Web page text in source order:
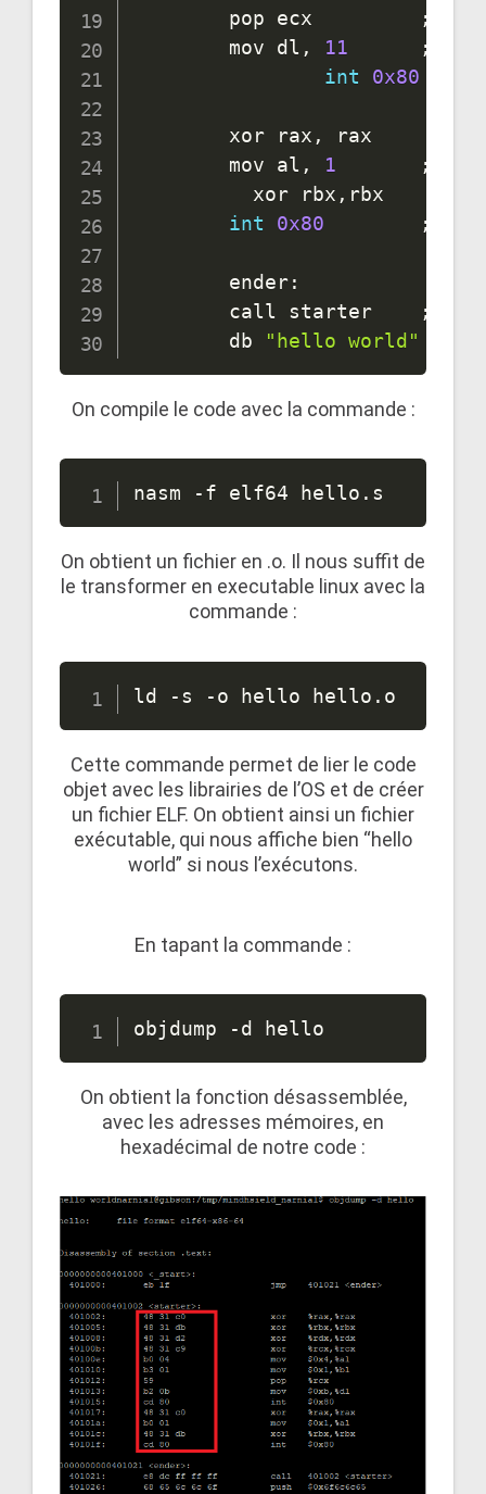
        pop ecx
;
        mov dl
, 11 ;
int
0x80
        xor rax
, rax
        mov al
, 1 ;
	      xor rbx
, rbx
int
0x80 ;
        ender
:
;
        db
"hello world"
On compile le code avec la commande :
nasm -f elf64 hello.s
On obtient un fichier en .o. Il nous suffit de
le transformer en executable linux avec la
commande :
ld -s -o hello hello.o
Cette commande permet de lier le code
objet avec les librairies de l’OS et de créer
un fichier ELF. On obtient ainsi un fichier
exécutable, qui nous affiche bien “hello
world” si nous l’exécutons.
En tapant la commande :
objdump -d hello
On obtient la fonction désassemblée,
avec les adresses mémoires, en
hexadécimal de notre code :